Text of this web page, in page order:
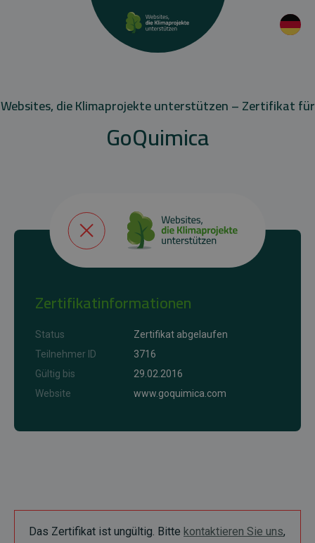
Websites, die Klimaprojekte unterstützen – Zertifikat für
GoQuimica
Zertifikatinformationen
Status
Zertifikat abgelaufen
Teilnehmer ID
3716
Gültig bis
29.02.2016
Website
www.goquimica.com
Das Zertifikat ist ungültig. Bitte kontaktieren Sie uns,